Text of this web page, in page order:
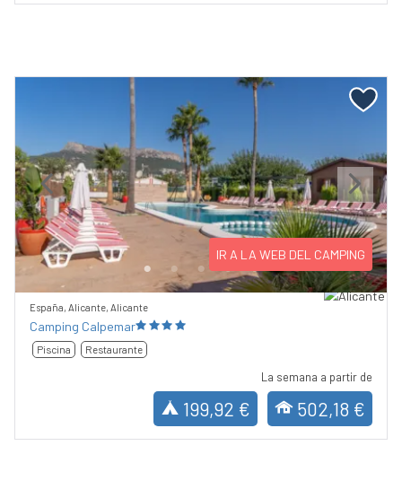
Previous Next
IR A LA WEB DEL CAMPING
España, Alicante, Alicante
Camping Calpemar
Piscina Restaurante
La semana a partir de
199,92 € 502,18 €